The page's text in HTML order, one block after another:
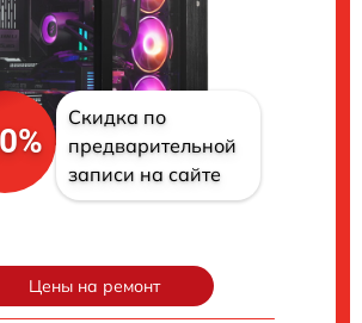
Скидка по
предварительной
записи на сайте
Цены на ремонт